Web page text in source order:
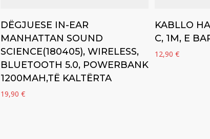
Add to cart
DËGJUESE IN-EAR
MANHATTAN SOUND
SCIENCE(180405), WIRELESS,
BLUETOOTH 5.0, POWERBANK
1200MAH,TË KALTËRTA
19,90 €
​KABLLO
C, 1M, E
12,90 €